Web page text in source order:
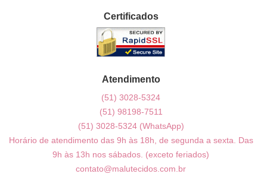
Certificados
Atendimento
(51) 3028-5324
(51) 98198-7511
(51) 3028-5324 (WhatsApp)
Horário de atendimento das 9h às 18h, de segunda a sexta. Das
9h às 13h nos sábados. (exceto feriados)
contato@malutecidos.com.br